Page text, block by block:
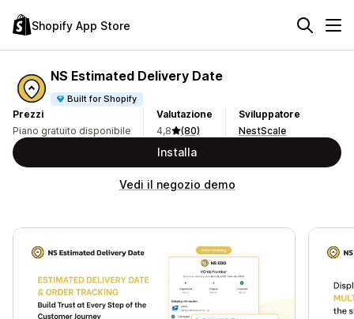
Shopify App Store
NS Estimated Delivery Date
Built for Shopify
Prezzi
Piano gratuito disponibile
Valutazione
4,8
(80)
Sviluppatore
NestScale
Installa
Vedi il negozio demo